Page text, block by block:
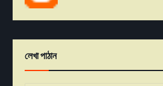
লেখা পাঠান